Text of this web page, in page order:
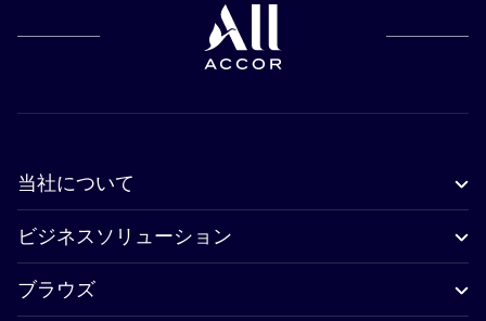
当社について
ビジネスソリューション
ブラウズ